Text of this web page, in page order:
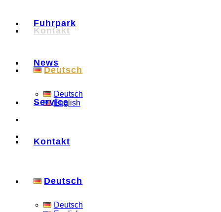
Kontakt
Deutsch
Deutsch
English
Fuhrpark
News
Service
Kontakt
Deutsch
Deutsch